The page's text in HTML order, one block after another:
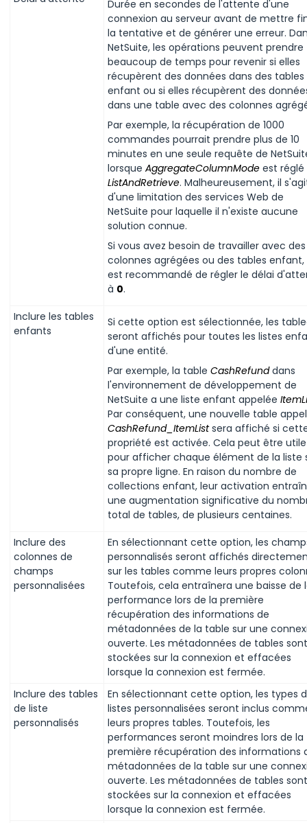
Durée en secondes de l'attente d'une
connexion au serveur avant de mettre
la tentative et de générer une erreur.
NetSuite, les opérations peuvent prendre
beaucoup de temps pour revenir si elles
récupèrent des données dans des tables
enfant ou si elles récupèrent des
dans une table avec des colonnes
Par exemple, la récupération de 1000
commandes pourrait prendre plus de 10
minutes en une seule requête de
lorsque AggregateColumnMode est réglé
ListAndRetrieve. Malheureusement, il
d'une limitation des services Web de
NetSuite pour laquelle il n'existe aucune
solution connue.
Si vous avez besoin de travailler avec des
colonnes agrégées ou des tables enfant,
est recommandé de régler le délai
à 0.
Inclure les tables
enfants
Si cette option est sélectionnée, les
seront affichés pour toutes les listes
d'une entité.
Par exemple, la table CashRefunddans
l'environnement de développement de
NetSuite a une liste enfant appelée
Par conséquent, une nouvelle table
CashRefund_ItemListsera affiché si
propriété est activée. Cela peut être utile
pour afficher chaque élément de la liste
sa propre ligne. En raison du nombre de
collections enfant, leur activation
une augmentation significative du
total de tables, de plusieurs centaines.
Inclure des
colonnes de
champs
personnalisées
En sélectionnant cette option, les
personnalisés seront affichés
sur les tables comme leurs propres
Toutefois, cela entraînera une baisse de
performance lors de la première
récupération des informations de
métadonnées de la table sur une
ouverte. Les métadonnées de tables sont
stockées sur la connexion et effacées
lorsque la connexion est fermée.
Inclure des tables
de liste
personnalisés
En sélectionnant cette option, les types
listes personnalisées seront inclus
leurs propres tables. Toutefois, les
performances seront moindres lors de la
première récupération des informations
métadonnées de la table sur une
ouverte. Les métadonnées de tables sont
stockées sur la connexion et effacées
lorsque la connexion est fermée.